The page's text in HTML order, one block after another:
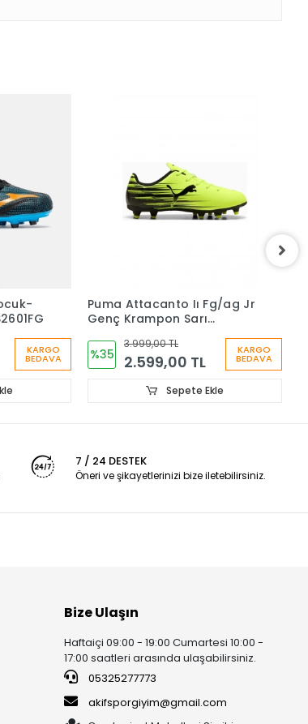
KARGO
BEDAVA
Puma Attacanto Iı Fg/ag Jr
Genç Krampon Sarı
%35
3.999,00 TL
2.599,00 TL
KARGO
BEDAVA
Sepete Ekle
7 / 24 DESTEK
Öneri ve şikayetlerinizi bize iletebilirsiniz.
Bize Ulaşın
Haftaiçi 09:00 - 19:00 Cumartesi 10:00 -
17:00 saatleri arasında ulaşabilirsiniz.
05325277773
akifsporgiyim@gmail.com